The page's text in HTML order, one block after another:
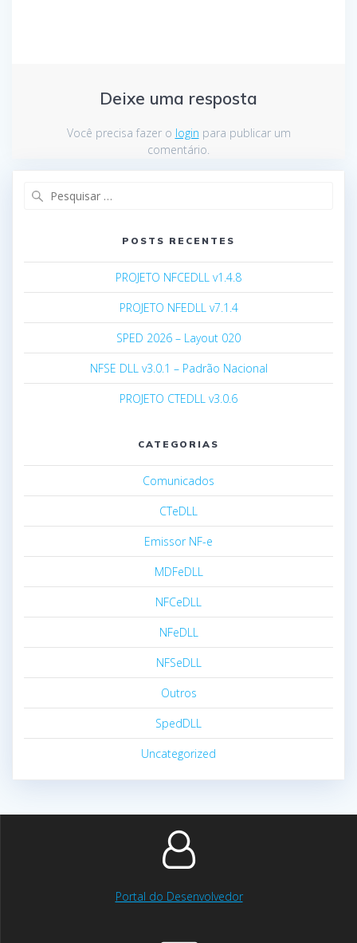
Deixe uma resposta
Você precisa fazer o login para publicar um
comentário.
POSTS RECENTES
PROJETO NFCEDLL v1.4.8
PROJETO NFEDLL v7.1.4
SPED 2026 – Layout 020
NFSE DLL v3.0.1 – Padrão Nacional
PROJETO CTEDLL v3.0.6
CATEGORIAS
Comunicados
CTeDLL
Emissor NF-e
MDFeDLL
NFCeDLL
NFeDLL
NFSeDLL
Outros
SpedDLL
Uncategorized
Portal do Desenvolvedor